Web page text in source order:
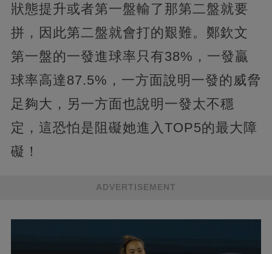
狀態提升或者第一盤輸了那第二盤就要
拼，因此第二盤就會打的艱難。鄭欽文
第一盤的一發進球率只有38%，一發贏
球率高達87.5%，一方面說明一發的威脅
足夠大，另一方面也說明一發太不穩
定，這恐怕是阻礙她進入TOP5的最大障
礙！
ADVERTISEMENT